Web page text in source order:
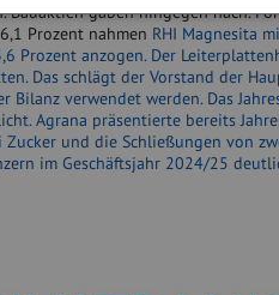
gaben hingegen nach.
Prozent nahmen RHI Magnesita
Prozent anzogen. Der
Das schlägt der Vorstand der
Bilanz verwendet werden. Das
Agrana präsentierte bereits
und die Schließungen von
im Geschäftsjahr 2024/25